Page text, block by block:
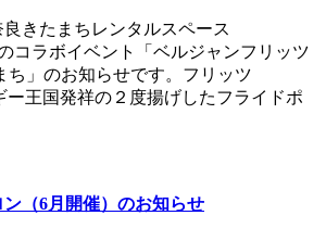
きたまちレンタルスペース
コラボイベント「ベルジャンフリッツ
ち」のお知らせです。フリッツ
ー王国発祥の２度揚げしたフライドポ
（6月開催）のお知らせ